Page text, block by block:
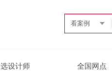
看案例
选设计师 全国网点